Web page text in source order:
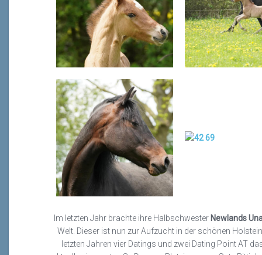
Im letzten Jahr brachte ihre Halbschwester Newlands
Welt. Dieser ist nun zur Aufzucht in der schönen
letzten Jahren vier Datings und zwei Dating Point AT